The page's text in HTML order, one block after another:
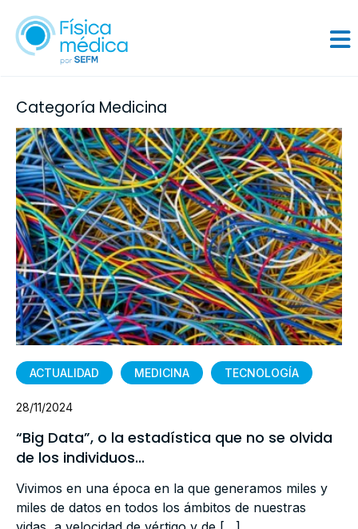
Categoría Medicina
ACTUALIDAD MEDICINA TECNOLOGÍA
28/11/2024
“Big Data”, o la estadística que no se olvida
de los individuos...
Vivimos en una época en la que generamos miles y
miles de datos en todos los ámbitos de nuestras